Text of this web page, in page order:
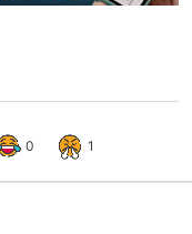
0 1